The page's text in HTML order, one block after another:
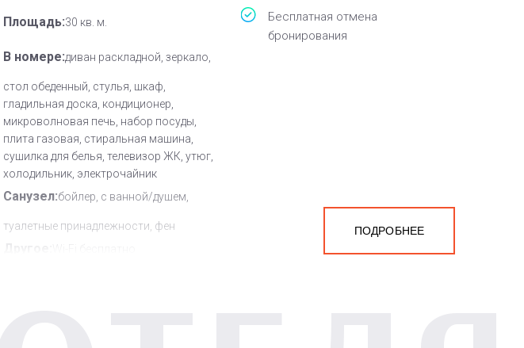
Площадь:30 кв. м.
В номере:диван раскладной, зеркало,
стол обеденный, стулья, шкаф,
гладильная доска, кондиционер,
микроволновая печь, набор посуды,
плита газовая, стиральная машина,
сушилка для белья, телевизор ЖК, утюг,
холодильник, электрочайник
Санузел:бойлер, с ванной/душем,
туалетные принадлежности, фен
Бесплатная отмена
бронирования
ПОДРОБНЕЕ